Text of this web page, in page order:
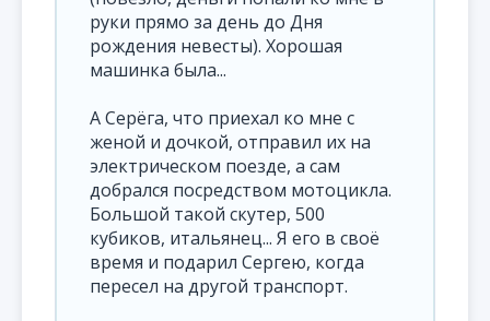
руки прямо за день до Дня
рождения невесты). Хорошая
машинка была...
А Серёга, что приехал ко мне с
женой и дочкой, отправил их на
электрическом поезде, а сам
добрался посредством мотоцикла.
Большой такой скутер, 500
кубиков, итальянец... Я его в своё
время и подарил Сергею, когда
пересел на другой транспорт.